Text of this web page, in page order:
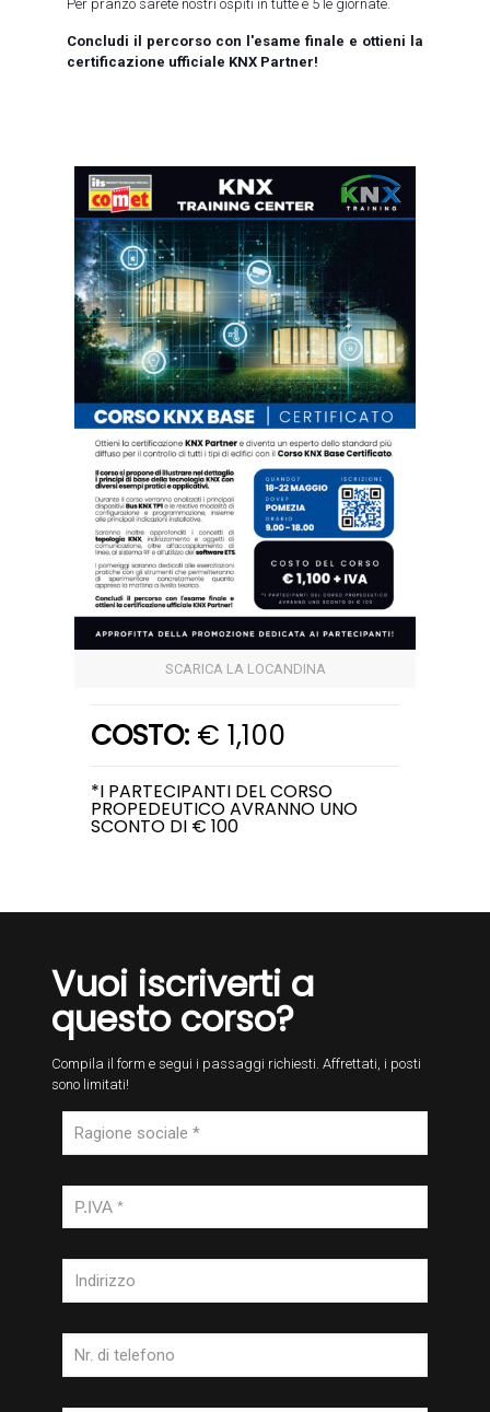
SCARICA LA LOCANDINA
COSTO: € 1,100
*I PARTECIPANTI DEL CORSO
PROPEDEUTICO AVRANNO UNO
SCONTO DI € 100
Per pranzo sarete nostri ospiti in tutte e 5 le giornate.
Concludi il percorso con l'esame finale e ottieni la
certificazione ufficiale KNX Partner!
Vuoi iscriverti a
questo corso?
Compila il form e segui i passaggi richiesti. Affrettati, i posti
sono limitati!